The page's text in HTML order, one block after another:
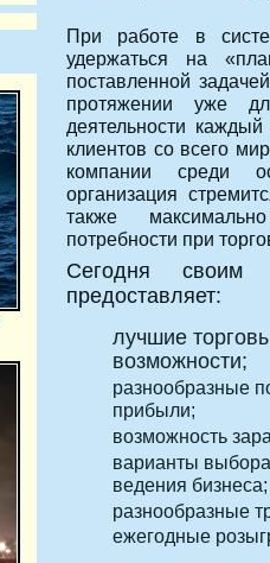
При работе в
удержаться на
поставленной
протяжении уже
деятельности
клиентов со всего
компании среди
организация
также
потребности при
Сегодня своим
предоставляет:
лучшие
возможности;
разнообразные
прибыли;
возможность
варианты
ведения бизнеса;
разнообразные
ежегодные